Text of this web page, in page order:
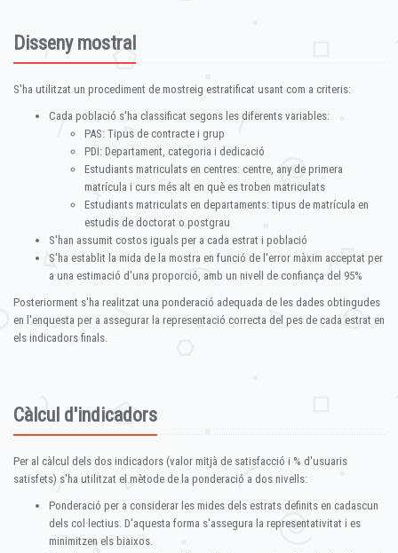
Disseny mostral
S'ha utilitzat un procediment de mostreig estratificat usant com a criteris:
Cada població s'ha classificat segons les diferents variables:
PAS: Tipus de contracte i grup
PDI: Departament, categoria i dedicació
Estudiants matriculats en centres: centre, any de primera
matrícula i curs més alt en què es troben matriculats
Estudiants matriculats en departaments: tipus de matrícula en
estudis de doctorat o postgrau
S'han assumit costos iguals per a cada estrat i població
S'ha establit la mida de la mostra en funció de l'error màxim acceptat per
a una estimació d'una proporció, amb un nivell de confiança del 95%
Posteriorment s'ha realitzat una ponderació adequada de les dades obtingudes
en l'enquesta per a assegurar la representació correcta del pes de cada estrat en
els indicadors finals.
Càlcul d'indicadors
Per al càlcul dels dos indicadors (valor mitjà de satisfacció i % d'usuaris
satisfets) s'ha utilitzat el mètode de la ponderació a dos nivells:
Ponderació per a considerar les mides dels estrats definits en cadascun
dels col·lectius. D'aquesta forma s'assegura la representativitat i es
minimitzen els biaixos.